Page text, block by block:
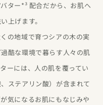
ター*³ 配合だから、お肌へ
上げます。
の地域で育つシアの木の実
酷な環境で暮らす人々の肌
ーには、人の肌を覆ってい
ステアリン酸）が含まれて
気になるお肌にもなじみや